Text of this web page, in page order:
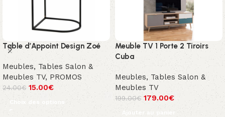
Table d’Appoint Design Zoé
Meubles, Tables Salon &
Meubles TV, PROMOS
24.00€ 15.00€
Choix des options
Meuble TV 1 Porte 2 Tiroirs
Cuba
Meubles, Tables Salon &
Meubles TV
199.00€ 179.00€
Ajouter au panier